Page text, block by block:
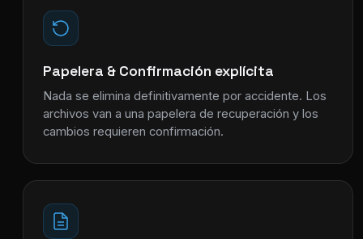
Papelera & Confirmación explícita
Nada se elimina definitivamente por accidente. Los
archivos van a una papelera de recuperación y los
cambios requieren confirmación.